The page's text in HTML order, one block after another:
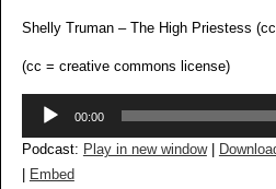
Shelly Truman – The High Priestess
(cc = creative commons license)
Audio-
00:00
Podcast: Play in new window|
Embed